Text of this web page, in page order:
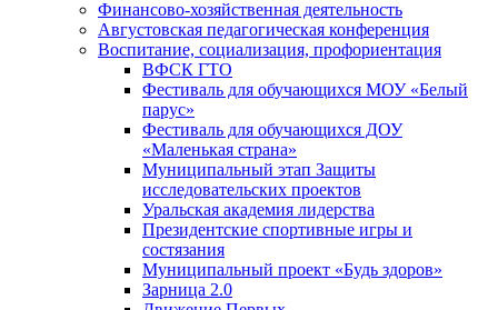
Финансово-хозяйственная деятельность
Августовская педагогическая конференция
Воспитание, социализация, профориентация
ВФСК ГТО
Фестиваль для обучающихся МОУ «Белый
парус»
Фестиваль для обучающихся ДОУ
«Маленькая страна»
Муниципальный этап Защиты
исследовательских проектов
Уральская академия лидерства
Президентские спортивные игры и
состязания
Муниципальный проект «Будь здоров»
Зарница 2.0